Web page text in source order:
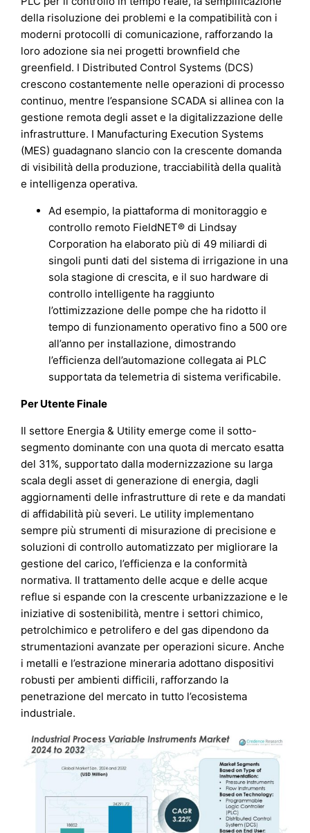
della risoluzione dei problemi e la compatibilità con i
moderni protocolli di comunicazione, rafforzando la
loro adozione sia nei progetti brownfield che
greenfield. I Distributed Control Systems (DCS)
crescono costantemente nelle operazioni di processo
continuo, mentre l’espansione SCADA si allinea con la
gestione remota degli asset e la digitalizzazione delle
infrastrutture. I Manufacturing Execution Systems
(MES) guadagnano slancio con la crescente domanda
di visibilità della produzione, tracciabilità della qualità
e intelligenza operativa.
Ad esempio, la piattaforma di monitoraggio e
controllo remoto FieldNET® di Lindsay
Corporation ha elaborato più di 49 miliardi di
singoli punti dati del sistema di irrigazione in una
sola stagione di crescita, e il suo hardware di
controllo intelligente ha raggiunto
l’ottimizzazione delle pompe che ha ridotto il
tempo di funzionamento operativo fino a 500 ore
all’anno per installazione, dimostrando
l’efficienza dell’automazione collegata ai PLC
supportata da telemetria di sistema verificabile.
Per Utente Finale
Il settore Energia & Utility emerge come il sotto-
segmento dominante con una quota di mercato esatta
del 31%, supportato dalla modernizzazione su larga
scala degli asset di generazione di energia, dagli
aggiornamenti delle infrastrutture di rete e da mandati
di affidabilità più severi. Le utility implementano
sempre più strumenti di misurazione di precisione e
soluzioni di controllo automatizzato per migliorare la
gestione del carico, l’efficienza e la conformità
normativa. Il trattamento delle acque e delle acque
reflue si espande con la crescente urbanizzazione e le
iniziative di sostenibilità, mentre i settori chimico,
petrolchimico e petrolifero e del gas dipendono da
strumentazioni avanzate per operazioni sicure. Anche
i metalli e l’estrazione mineraria adottano dispositivi
robusti per ambienti difficili, rafforzando la
penetrazione del mercato in tutto l’ecosistema
industriale.